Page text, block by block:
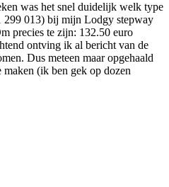
was het snel duidelijk welk type
299 013) bij mijn Lodgy stepway
precies te zijn: 132.50 euro
ontving ik al bericht van de
Dus meteen maar opgehaald
maken (ik ben gek op dozen